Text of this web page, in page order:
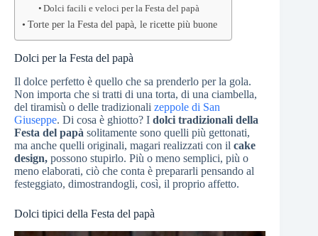
Dolci facili e veloci per la Festa del papà
Torte per la Festa del papà, le ricette più buone
Dolci per la Festa del papà
Il dolce perfetto è quello che sa prenderlo per la gola.
Non importa che si tratti di una torta, di una ciambella,
del tiramisù o delle tradizionali zeppole di San
Giuseppe. Di cosa è ghiotto? I dolci tradizionali della
Festa del papà solitamente sono quelli più gettonati,
ma anche quelli originali, magari realizzati con il cake
design, possono stupirlo. Più o meno semplici, più o
meno elaborati, ciò che conta è prepararli pensando al
festeggiato, dimostrandogli, così, il proprio affetto.
Dolci tipici della Festa del papà